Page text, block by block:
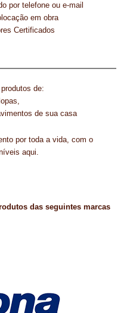
por telefone ou e-mail
em obra
Certificados
de:
de sua casa
por toda a vida, com o
aqui.
das seguintes marcas